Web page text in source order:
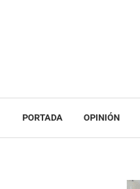
PORTADA OPINIÓN